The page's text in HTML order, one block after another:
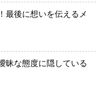
最後に想いを伝えるメ
昧な態度に隠している